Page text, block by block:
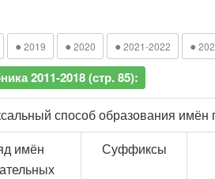
● 2019 ● 2020 ● 2021-2022 ●
2011-2018 (стр. 85):
способ образования имён
имён
Суффиксы